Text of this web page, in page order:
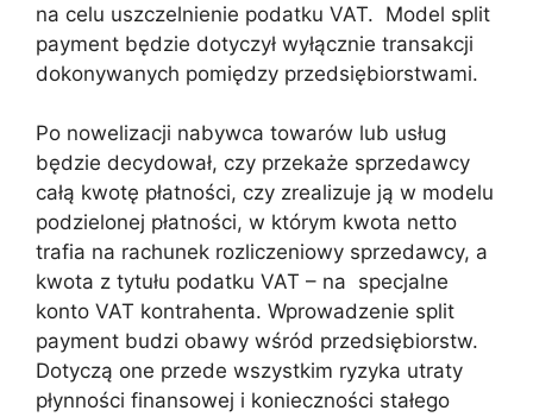
na celu uszczelnienie podatku VAT. Model split
payment będzie dotyczył wyłącznie transakcji
dokonywanych pomiędzy przedsiębiorstwami.
Po nowelizacji nabywca towarów lub usług
będzie decydował, czy przekaże sprzedawcy
całą kwotę płatności, czy zrealizuje ją w modelu
podzielonej płatności, w którym kwota netto
trafia na rachunek rozliczeniowy sprzedawcy, a
kwota z tytułu podatku VAT – na specjalne
konto VAT kontrahenta. Wprowadzenie split
payment budzi obawy wśród przedsiębiorstw.
Dotyczą one przede wszystkim ryzyka utraty
płynności finansowej i konieczności stałego